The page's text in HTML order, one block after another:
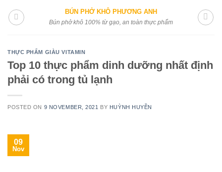
BÚN PHỞ KHÔ PHƯƠNG ANH
Bún phở khô 100% từ gạo, an toàn thực phẩm
THỰC PHẨM GIÀU VITAMIN
Top 10 thực phẩm dinh dưỡng nhất định
phải có trong tủ lạnh
POSTED ON 9 NOVEMBER, 2021 BY HUỲNH HUYỀN
09
Nov